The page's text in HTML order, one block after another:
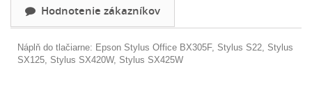
Hodnotenie zákazníkov
Náplň do tlačiarne: Epson Stylus Office BX305F, Stylus S22, Stylus
SX125, Stylus SX420W, Stylus SX425W